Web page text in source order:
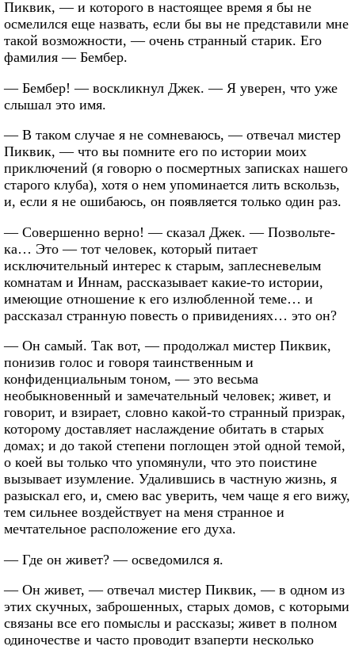
Пиквик, — и которого в настоящее время я бы не
осмелился еще назвать, если бы вы не представили мне
такой возможности, — очень странный старик. Его
фамилия — Бембер.
— Бембер! — воскликнул Джек. — Я уверен, что уже
слышал это имя.
— В таком случае я не сомневаюсь, — отвечал мистер
Пиквик, — что вы помните его по истории моих
приключений (я говорю о посмертных записках нашего
старого клуба), хотя о нем упоминается лить вскользь,
и, если я не ошибаюсь, он появляется только один раз.
— Совершенно верно! — сказал Джек. — Позвольте-
ка… Это — тот человек, который питает
исключительный интерес к старым, заплесневелым
комнатам и Иннам, рассказывает какие-то истории,
имеющие отношение к его излюбленной теме… и
рассказал странную повесть о привидениях… это он?
— Он самый. Так вот, — продолжал мистер Пиквик,
понизив голос и говоря таинственным и
конфиденциальным тоном, — это весьма
необыкновенный и замечательный человек; живет, и
говорит, и взирает, словно какой-то странный призрак,
которому доставляет наслаждение обитать в старых
домах; и до такой степени поглощен этой одной темой,
о коей вы только что упомянули, что это поистине
вызывает изумление. Удалившись в частную жизнь, я
разыскал его, и, смею вас уверить, чем чаще я его вижу,
тем сильнее воздействует на меня странное и
мечтательное расположение его духа.
— Где он живет? — осведомился я.
— Он живет, — отвечал мистер Пиквик, — в одном из
этих скучных, заброшенных, старых домов, с которыми
связаны все его помыслы и рассказы; живет в полном
одиночестве и часто проводит взаперти несколько